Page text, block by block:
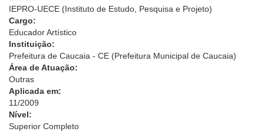
IEPRO-UECE (Instituto de Estudo, Pesquisa e Projeto)
Cargo:
Educador Artístico
Instituição:
Prefeitura de Caucaia - CE (Prefeitura Municipal de Caucaia)
Área de Atuação:
Outras
Aplicada em:
11/2009
Nível:
Superior Completo